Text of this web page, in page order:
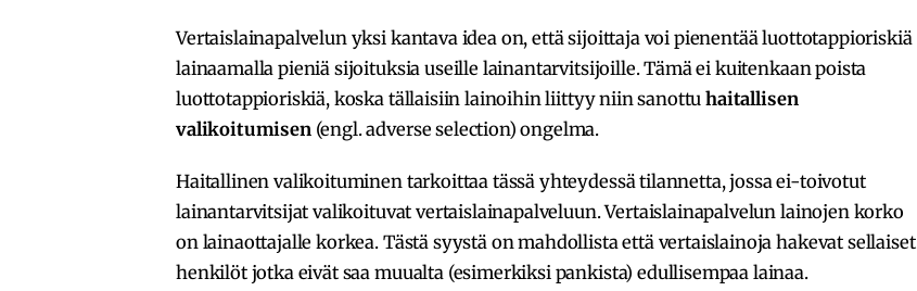
Vertaislainapalvelun yksi kantava idea on, että sijoittaja voi pienentää luottotappioriskiä
lainaamalla pieniä sijoituksia useille lainantarvitsijoille. Tämä ei kuitenkaan poista
luottotappioriskiä, koska tällaisiin lainoihin liittyy niin sanottuhaitallisen
valikoitumisen(engl. adverse selection) ongelma.
Haitallinen valikoituminen tarkoittaa tässä yhteydessä tilannetta, jossa ei-toivotut
lainantarvitsijat valikoituvat vertaislainapalveluun. Vertaislainapalvelun lainojen korko
on lainaottajalle korkea. Tästä syystä on mahdollista että vertaislainoja hakevat sellaiset
henkilöt jotka eivät saa muualta (esimerkiksi pankista) edullisempaa lainaa.